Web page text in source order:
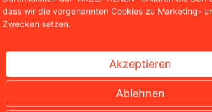
sollten Interessierte mit
einholen, das jeweilige Spiel für
Regeln sind bei
Hersteller Let`s Play grundsätzlich
dass wir die vorgenannten Cookies zu Marketing-
Zwecken setzen.
Akzeptieren
Ablehnen